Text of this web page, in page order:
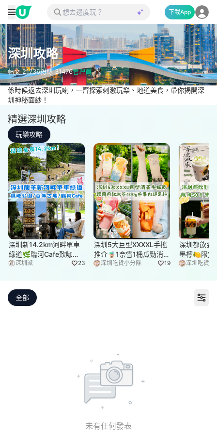
下載App
深圳攻略
帖文21736粉絲31476管理員
係時候返去深圳玩喇，一齊探索刺激玩樂、地道美食，帶你揭開深
圳神秘面紗！
精選深圳攻略
玩樂攻略
深圳新14.2km河畔單車
綠道🌿臨河Cafe歎咖啡
☕睇濕地公園再打卡百
深圳派 23
深圳5大巨型XXXXL手搖
推介🧋1奈雪1桶瓜勁消
暑🍉韓國同款400g芒果
深圳吃貨小分隊 19
深圳都飲到
墨檸🍋限定
飲！芝士球
深圳吃貨小
全部 打
未有任何發表